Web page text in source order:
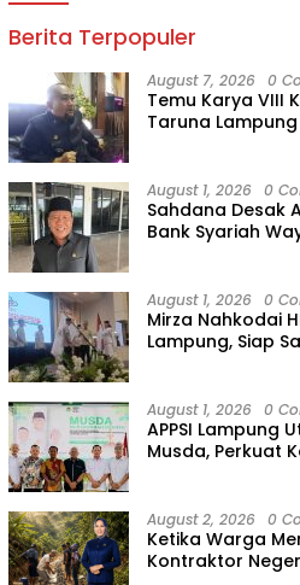
Berita Terpopuler
August 7, 2026 0
Temu Karya VIII
Taruna Lampung
August 1, 2026 0
Sahdana Desak
Bank Syariah
August 1, 2026 0
Mirza Nahkodai
Lampung, Siap
August 1, 2026 0
APPSI Lampung
Musda, Perkuat
Bermartabat
August 2, 2026 0
Ketika Warga
Kontraktor